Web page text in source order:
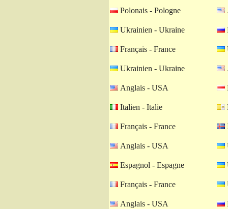
Polonais - Pologne
Ukrainien - Ukraine
Français - France
Ukrainien - Ukraine
Anglais - USA
Italien - Italie
Français - France
Anglais - USA
Espagnol - Espagne
Français - France
Anglais - USA